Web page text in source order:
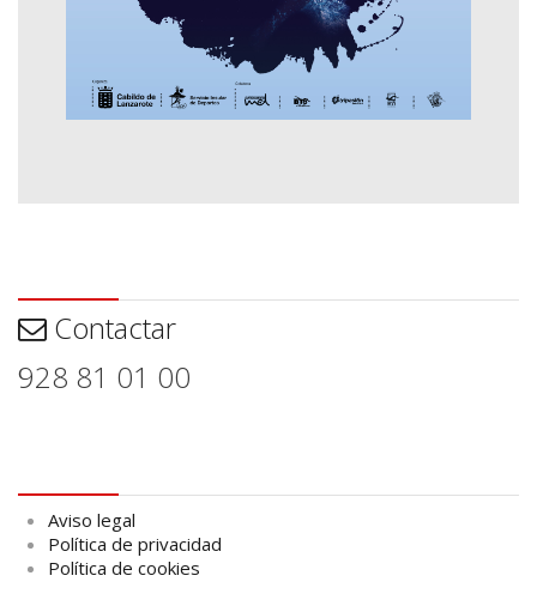
Contactar
928 81 01 00
Aviso legal
Política de privacidad
Política de cookies